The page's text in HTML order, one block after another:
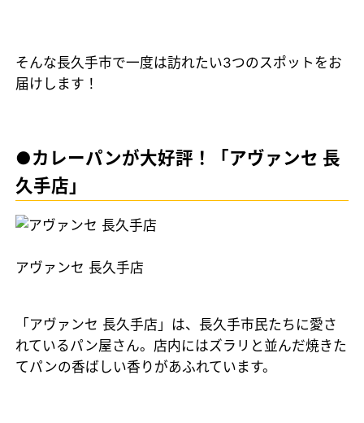
そんな長久手市で一度は訪れたい3つのスポットをお
届けします！
●カレーパンが大好評！「アヴァンセ 長
久手店」
アヴァンセ 長久手店
「アヴァンセ 長久手店」は、長久手市民たちに愛さ
れているパン屋さん。店内にはズラリと並んだ焼きた
てパンの香ばしい香りがあふれています。